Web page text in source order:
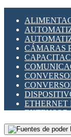
SENSORES
VARIACS
OTROS
RELÉS
RELÉS DE
RELÉS DE
RELÉS
RELÉS
SENSORES
CÁMARAS
ETHERNET
EXTENSOR
GATEWAY
GESTIÓN